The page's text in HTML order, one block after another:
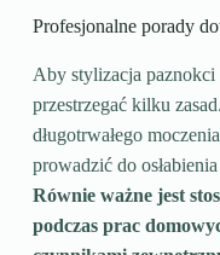
Profesjonalne porady
Aby stylizacja paznokci
przestrzegać kilku
długotrwałego
prowadzić do
Równie ważne jest
podczas prac